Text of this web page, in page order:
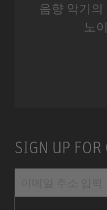
음향 악기
노
SIGN UP FOR